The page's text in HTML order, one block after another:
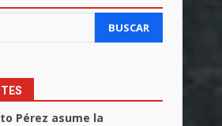
BUSCAR
Pérez asume la